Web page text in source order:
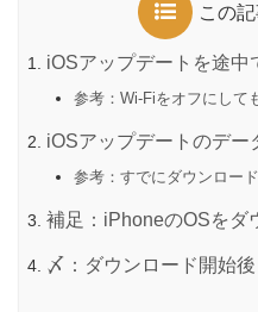
この
iOSアップデートを途中
参考：Wi-Fiをオフにして
iOSアップデートのデー
参考：すでにダウンロー
補足：iPhoneのOSをダ
〆：ダウンロード開始